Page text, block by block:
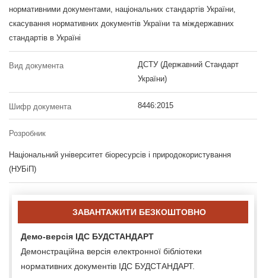
нормативними документами, національних стандартів України,
скасування нормативних документів України та міждержавних
стандартів в Україні
Вид документа
ДСТУ (Державний Стандарт
України)
Шифр документа 8446:2015
Розробник
Національний університет біоресурсів і природокористування
(НУБіП)
ЗАВАНТАЖИТИ БЕЗКОШТОВНО
Демо-версія ІДС БУДСТАНДАРТ
Демонстраційна версія електронної бібліотеки
нормативних документів ІДС БУДСТАНДАРТ.